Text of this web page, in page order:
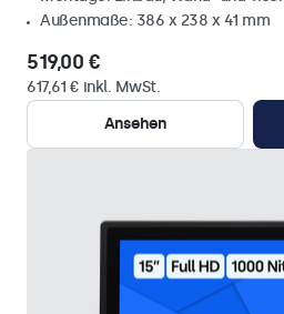
Außenmaße: 386 x 238 x 41 mm
519,00 €
617,61 € inkl. MwSt.
Ansehen